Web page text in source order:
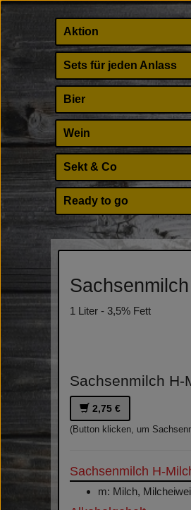
Aktion
Sets für jeden Anlass
Bier
Wein
Sekt & Co
Ready to go
1 Liter - 3,5% Fett
Sachsenmilch H-
2,75 €
(Button klicken, um
Sachsenmilch H-
m: Milch,